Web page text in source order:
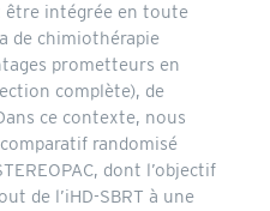
être intégrée en toute
de chimiothérapie
prometteurs en
complète), de
ce contexte, nous
randomisé
dont l’objectif
de l’iHD-SBRT à une